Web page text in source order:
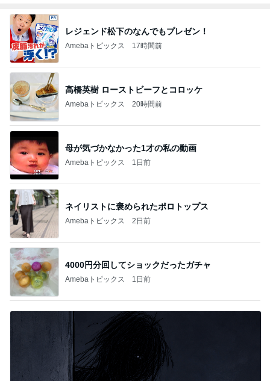
レジェンド松下のなんでもプレゼン！
Amebaトピックス 17時間前
高橋英樹 ローストビーフとコロッケ
Amebaトピックス 20時間前
母が気づかなかった1才の私の動画
Amebaトピックス 1日前
ネイリストに褒められたポロトップス
Amebaトピックス 2日前
4000円分回してショックだったガチャ
Amebaトピックス 1日前